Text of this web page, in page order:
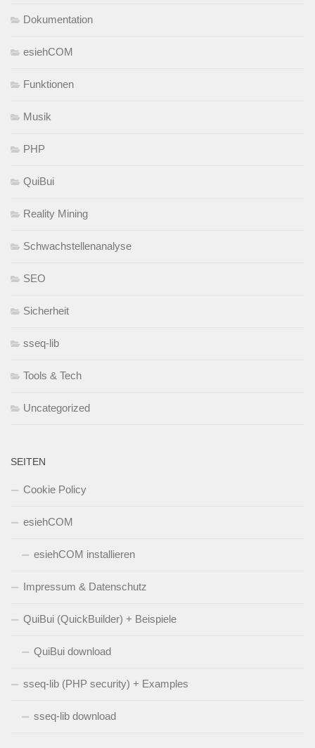
Dokumentation
esiehCOM
Funktionen
Musik
PHP
QuiBui
Reality Mining
Schwachstellenanalyse
SEO
Sicherheit
sseq-lib
Tools & Tech
Uncategorized
SEITEN
Cookie Policy
esiehCOM
esiehCOM installieren
Impressum & Datenschutz
QuiBui (QuickBuilder) + Beispiele
QuiBui download
sseq-lib (PHP security) + Examples
sseq-lib download